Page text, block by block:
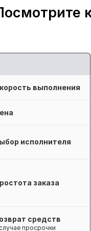
выполнения
исполнителя
заказа
средств
просрочки